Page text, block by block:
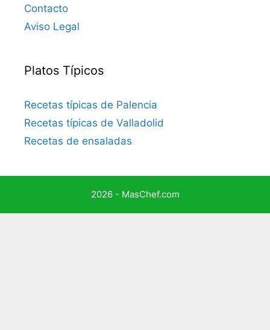
Contacto
Aviso Legal
Platos Típicos
Recetas típicas de Palencia
Recetas típicas de Valladolid
Recetas de ensaladas
2026 - MasChef.com